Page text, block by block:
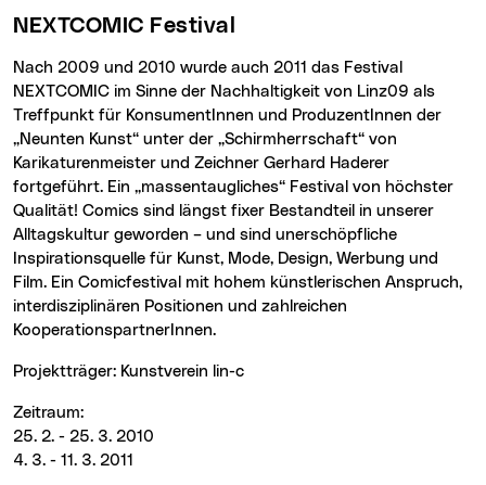
NEXTCOMIC Festival
Nach 2009 und 2010 wurde auch 2011 das Festival
NEXTCOMIC im Sinne der Nachhaltigkeit von Linz09 als
Treffpunkt für KonsumentInnen und ProduzentInnen der
„Neunten Kunst“ unter der „Schirmherrschaft“ von
Karikaturenmeister und Zeichner Gerhard Haderer
fortgeführt. Ein „massentaugliches“ Festival von höchster
Qualität! Comics sind längst fixer Bestandteil in unserer
Alltagskultur geworden – und sind unerschöpfliche
Inspirationsquelle für Kunst, Mode, Design, Werbung und
Film. Ein Comicfestival mit hohem künstlerischen Anspruch,
interdisziplinären Positionen und zahlreichen
KooperationspartnerInnen.
Projektträger: Kunstverein lin-c
Zeitraum:
25. 2. - 25. 3. 2010
4. 3. - 11. 3. 2011